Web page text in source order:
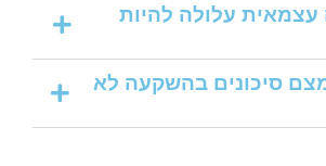
עלולה להיות
סיכונים בהשקעה לא